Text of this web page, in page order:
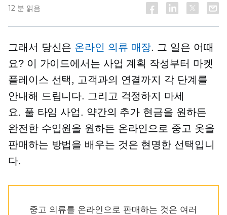
12 분 읽음
그래서 당신은 온라인 의류 매장. 그 일은 어때
요? 이 가이드에서는 사업 계획 작성부터 마켓
플레이스 선택, 고객과의 연결까지 각 단계를
안내해 드립니다. 그리고 걱정하지 마세
요. 풀 타임 사업. 약간의 추가 현금을 원하든
완전한 수입원을 원하든 온라인으로 중고 옷을
판매하는 방법을 배우는 것은 현명한 선택입니
다.
중고 의류를 온라인으로 판매하는 것은 여러